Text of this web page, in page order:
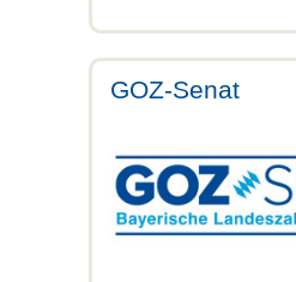
GOZ-Senat